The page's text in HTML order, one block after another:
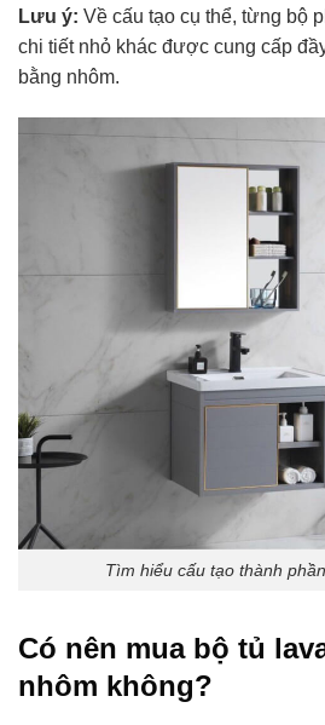
Lưu ý: Về cấu tạo cụ thể, từng bộ
chi tiết nhỏ khác được cung cấp
bằng nhôm.
Tìm hiểu cấu tạo thành
Có nên mua bộ tủ
nhôm không?